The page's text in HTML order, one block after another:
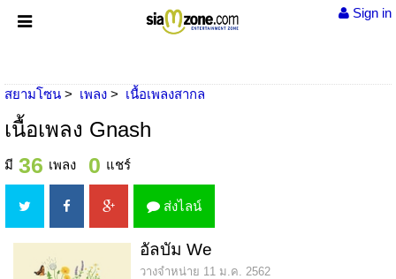
Sign in
สยามโซน เพลง เนื้อเพลงสากล
เนื้อเพลง Gnash
มี 36 เพลง 0 แชร์
ส่งไลน์
อัลบัม We
วางจำหน่าย 11 ม.ค. 2562